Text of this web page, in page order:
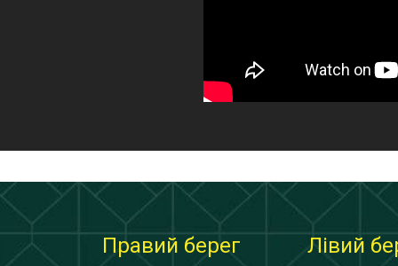
Правий берег Лівий